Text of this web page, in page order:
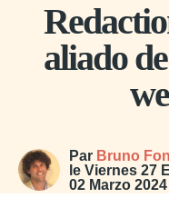
aliado
Par Bruno
le Viernes 27
02 Marzo 2024